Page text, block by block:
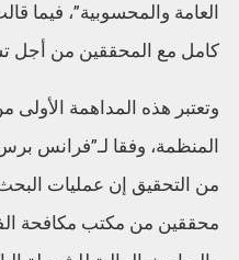
العامة والمحسوبية”، فيما
كامل مع المحققين من أجل
وتعتبر هذه المداهمة الأولى
المنظمة، وفقا لـ”فرانس
من التحقيق إن عمليات
محققين من مكتب مكافحة